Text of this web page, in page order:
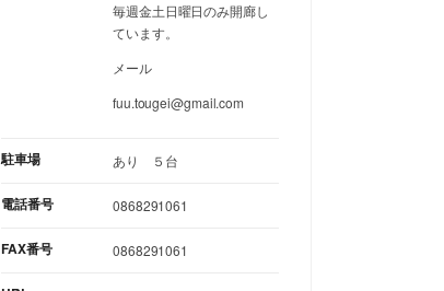
毎週金土日曜日のみ開廊し
ています。
メール
fuu.tougei@gmail.com
駐車場 あり ５台
電話番号 0868291061
FAX番号 0868291061